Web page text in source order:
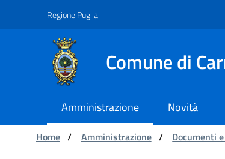
Navigazione
Salta al contenuto
Regione Puglia
Comune di
Amministrazione Novità
Ti trovi in:
Home / Amministrazione / Documenti